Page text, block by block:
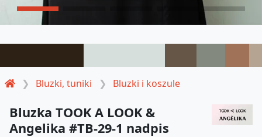
Bluzki, tuniki Bluzki i koszule
Bluzka TOOK A LOOK &
Angelika #TB-29-1 nadpis